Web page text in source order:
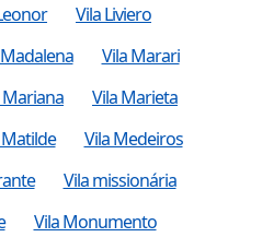
Vila Liviero
Vila Marari
Mariana
Vila Marieta
Vila Medeiros
Vila missionária
Vila Monumento